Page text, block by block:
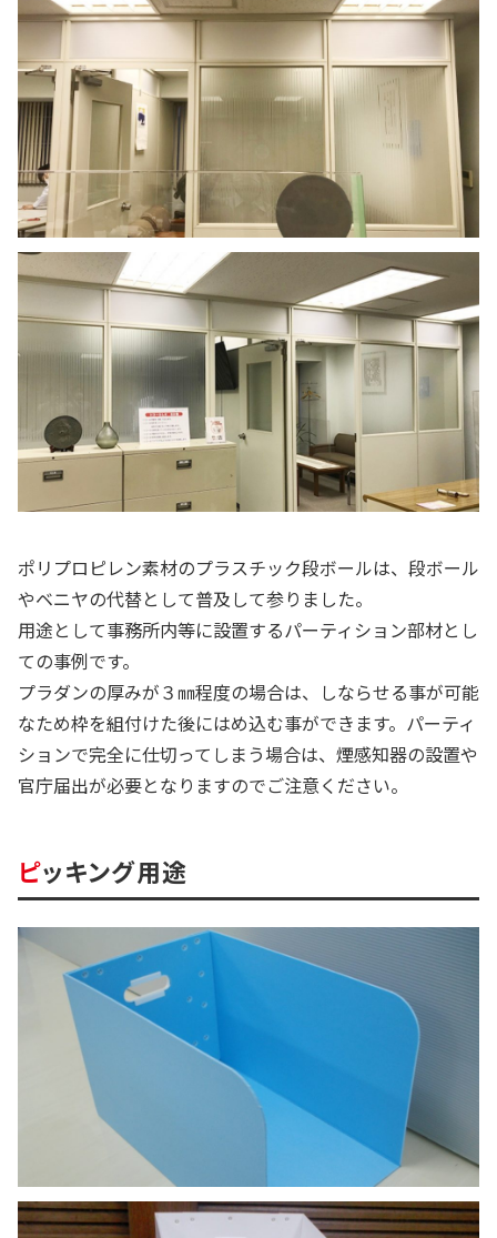
ポリプロピレン素材のプラスチック段ボールは、段ボール
やベニヤの代替として普及して参りました。
⽤途として事務所内等に設置するパーティション部材とし
ての事例です。
プラダンの厚みが３㎜程度の場合は、しならせる事が可能
なため枠を組付けた後にはめ込む事ができます。パーティ
ションで完全に仕切ってしまう場合は、煙感知器の設置や
官庁届出が必要となりますのでご注意ください。
ピッキング用途